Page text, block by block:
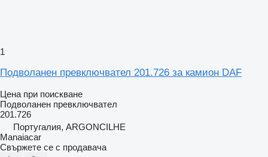
1
Подволанен превключвател 201.726 за камион DAF
Цена при поискване
Подволанен превключвател
201.726
Португалия, ARGONCILHE
Manaiacar
Свържете се с продавача